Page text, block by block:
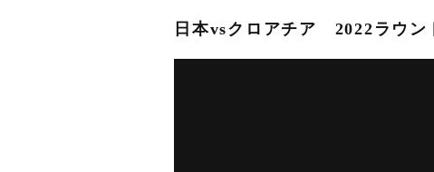
日本vsクロアチア 2022ラウ